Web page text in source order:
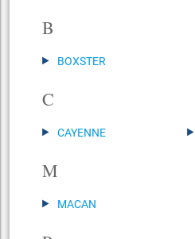
B
BOXSTER
C
CAYENNE
M
MACAN